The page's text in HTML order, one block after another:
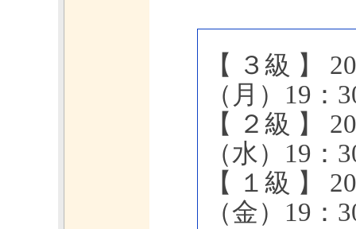
【 ３級 】
（月）19：
【 ２級 】
（水）19：
【 １級 】
（金）19：